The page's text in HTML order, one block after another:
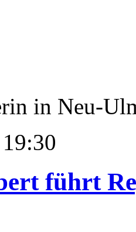
in Neu-
führt